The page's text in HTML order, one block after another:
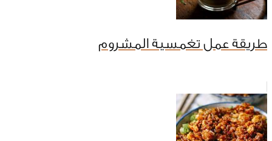
طريقة عمل تغمسية المشروم